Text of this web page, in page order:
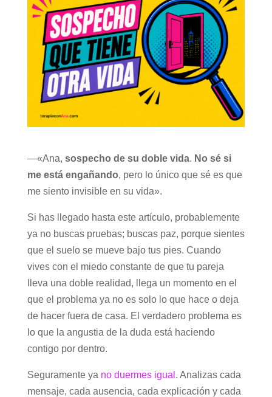
—«Ana, sospecho de su doble vida. No sé si
me está engañando, pero lo único que sé es que
me siento invisible en su vida».
Si has llegado hasta este artículo, probablemente
ya no buscas pruebas; buscas paz, porque sientes
que el suelo se mueve bajo tus pies. Cuando
vives con el miedo constante de que tu pareja
lleva una doble realidad, llega un momento en el
que el problema ya no es solo lo que hace o deja
de hacer fuera de casa. El verdadero problema es
lo que la angustia de la duda está haciendo
contigo por dentro.
Seguramente ya no duermes igual . Analizas cada
mensaje, cada ausencia, cada explicación y cada